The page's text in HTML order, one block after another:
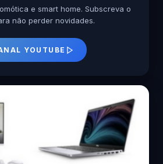
e smart home. Subscreva o
não perder novidades.
YOUTUBE